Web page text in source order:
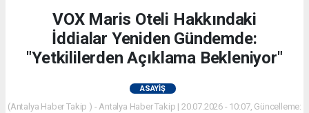
VOX Maris Oteli Hakkındaki
İddialar Yeniden Gündemde:
"Yetkililerden Açıklama Bekleniyor"
ASAYIŞ
(Antalya Haber Takip ) - Antalya Haber Takip | 20.07.2026 - 10:07, Güncelleme: